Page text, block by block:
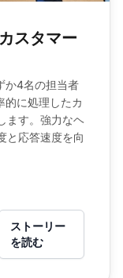
スタマー
か4名の担当者
に処理したカ
ます。強力なヘ
と応答速度を向
ストーリー
を読む